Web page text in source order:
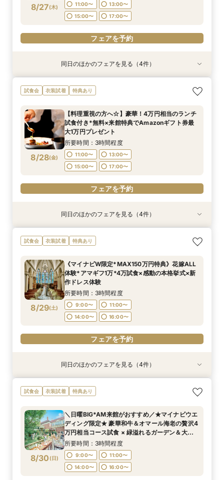
フェアを予約
フェアを予約
フェアを予約
フェアを予約
8/27(木) 11:00〜
13:00〜
15:00〜
17:00〜
フェアを予約
衣装試着 特典あり
8/27 木)
【初めての見学に】結婚式のダンドリまるわかり
～ビギナーズフェア～《無料試食》×《Amazon
所要時間：3時間程度
11:00〜
13:00〜
15:00〜
17:00〜
フェアを予約
衣装試着 特典あり
8/27 木)
【何も決まってなくてもOK】まずはフェアに参
加してみよう！感動挙式体験×邸宅ウエディング
付き
所要時間：3時間程度
11:00〜
13:00〜
15:00〜
17:00〜
フェアを予約
衣装試着 特典あり
8/27 木)
【6名～OK◎話題の少人数結婚式】オリジナリ
ティ×安心相談会×お得プラン《無料試食》
所要時間：3時間程度
11:00〜
13:00〜
15:00〜
17:00〜
フェアを予約
衣装試着 特典あり
8/27 木)
【マタニティ&パパママ婚限定プラン＆特典有
り】憧れ大聖堂＆緑溢れるガーデンW体験＆贅沢
所要時間：3時間程度
11:00〜
13:00〜
15:00〜
17:00〜
フェアを予約
同日のほかのフェアを見る（4件）
試食会 衣装試着 特典あり
8/28(金)
【料理重視の方へ☆】豪華！4万円相当のランチ
試食付き*無料×来館特典でAmazonギフト券最
大1万円プレゼント
所要時間：3時間程度
11:00〜
13:00〜
15:00〜
17:00〜
フェアを予約
衣装試着 特典あり
8/28(金)
【初めての見学に】結婚式のダンドリまるわかり
～ビギナーズフェア～《無料試食》×《Amazon
所要時間：3時間程度
11:00〜
15:00〜
17:00〜
フェアを予約
衣装試着 特典あり
8/28(金)
【何も決まってなくてもOK】まずはフェアに参
加してみよう！感動挙式体験×邸宅ウエディング
付き
所要時間：3時間程度
11:00〜
15:00〜
17:00〜
フェアを予約
衣装試着 特典あり
8/28(金)
【6名～OK◎話題の少人数結婚式】オリジナリ
ティ×安心相談会×お得プラン《無料試食》
所要時間：3時間程度
11:00〜
15:00〜
17:00〜
フェアを予約
衣装試着 特典あり
8/28(金)
【マタニティ&パパママ婚限定プラン＆特典有
り】憧れ大聖堂＆緑溢れるガーデンW体験＆贅沢
所要時間：3時間程度
11:00〜
15:00〜
17:00〜
フェアを予約
同日のほかのフェアを見る（4件）
試食会 衣装試着 特典あり
8/29(土)
《マイナビW限定*MAX150万円特典》花嫁ALL
体験*アマギフ1万*4万試食×感動の本格挙式×新
作ドレス体験
所要時間：3時間程度
9:00〜
11:00〜
14:00〜
16:00〜
フェアを予約
衣装試着 特典あり
8/29(土)
【じっくり検討したい方向け】まずはフェアに参
加してみよう！憧れの大聖堂＆貸切会場見学＆豪
所要時間：3時間程度
9:00〜
11:00〜
14:00〜
16:00〜
フェアを予約
衣装試着 特典あり
8/29(土)
【マタニティ&パパママ婚限定プラン＆特典有
り】憧れ大聖堂＆緑溢れるガーデンW体験＆贅沢
所要時間：3時間程度
9:00〜
11:00〜
14:00〜
16:00〜
フェアを予約
衣装試着 特典あり
8/29(土)
【6名～29名迄*少人数結婚式】オリジナリティ
×安心相談会×お得プラン《無料試食》
所要時間：3時間程度
9:00〜
11:00〜
14:00〜
16:00〜
フェアを予約
衣装試着 特典あり
8/29(土)
【コスパ重視必見】40名130万円＆自己負担ゼロ
で叶う上質W★最短30日で準備OK★1件目来館
所要時間：3時間程度
9:00〜
11:00〜
14:00〜
16:00〜
フェアを予約
同日のほかのフェアを見る（4件）
試食会 衣装試着 特典あり
8/30 (日)
＼日曜BIG*AM来館がおすすめ／★マイナビウエ
ディング限定★ 豪華和牛＆オマール海老の贅沢4
万円相当コース試食 × 緑溢れるガーデン＆大聖
堂体験×Amazon1万円
所要時間：3時間程度
9:00〜
11:00〜
14:00〜
16:00〜